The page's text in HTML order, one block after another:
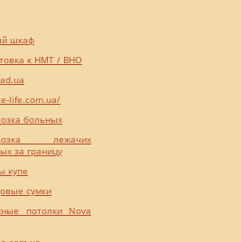
шкаф
к НМТ / ВНО
life.com.ua/
больных
лежачих
за границу
купе
сумки
потолки Nova